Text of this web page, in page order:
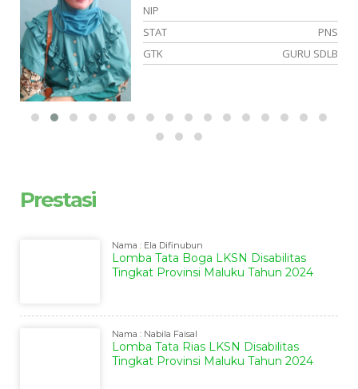
NIP
STAT
PNS
GTK
GURU SDLB
Prestasi
Nama : Ela Difinubun
Lomba Tata Boga LKSN Disabilitas
Tingkat Provinsi Maluku Tahun 2024
Nama : Nabila Faisal
Lomba Tata Rias LKSN Disabilitas
Tingkat Provinsi Maluku Tahun 2024